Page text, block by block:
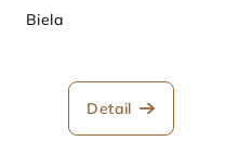
Biela
Detail